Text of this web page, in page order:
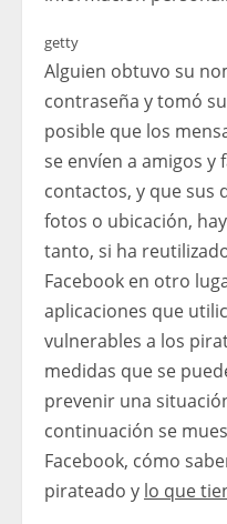
getty
Alguien obtuvo su
contraseña y tomó
posible que los
se envíen a amigos y
contactos, y que sus
fotos o ubicación,
tanto, si ha
Facebook en otro
aplicaciones que
vulnerables a los
medidas que se
prevenir una
continuación se
Facebook, cómo
pirateado y lo que